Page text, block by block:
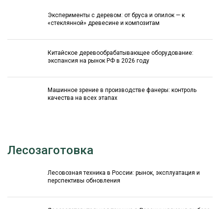
Эксперименты с деревом: от бруса и опилок — к
«стеклянной» древесине и композитам
Китайское деревообрабатывающее оборудование:
экспансия на рынок РФ в 2026 году
Машинное зрение в производстве фанеры: контроль
качества на всех этапах
Лесозаготовка
Лесовозная техника в России: рынок, эксплуатация и
перспективы обновления